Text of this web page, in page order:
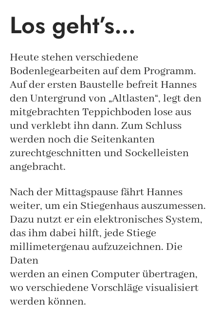
Los geht’s…
Heute stehen verschiedene
Bodenlegearbeiten auf dem Programm.
Auf der ersten Baustelle befreit Hannes
den Untergrund von „Altlasten“, legt den
mitgebrachten Teppichboden lose aus
und verklebt ihn dann. Zum Schluss
werden noch die Seitenkanten
zurechtgeschnitten und Sockelleisten
angebracht.
Nach der Mittagspause fährt Hannes
weiter, um ein Stiegenhaus auszumessen.
Dazu nutzt er ein elektronisches System,
das ihm dabei hilft, jede Stiege
millimetergenau aufzuzeichnen. Die
Daten
werden an einen Computer übertragen,
wo verschiedene Vorschläge visualisiert
werden können.